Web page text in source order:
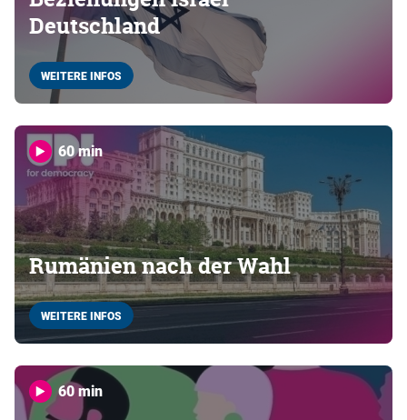
Deutschland
WEITERE INFOS
60 min
Rumänien nach der Wahl
WEITERE INFOS
60 min